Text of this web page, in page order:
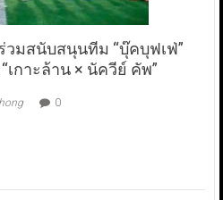
วมสนับสนุนทีม “บุ๊คบุฟเฟ่”
กาะล้าน × นัควีย์ คัพ”
0